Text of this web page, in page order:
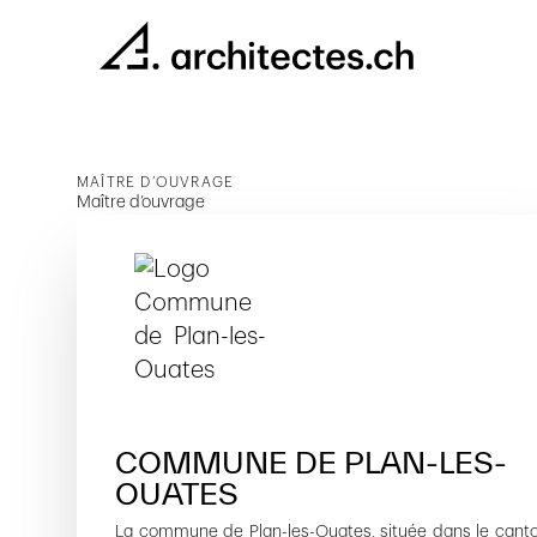
MAÎTRE D’OUVRAGE
Maître d’ouvrage
COMMUNE DE PLAN-LES-
OUATES
La commune de Plan-les-Ouates, située dans le